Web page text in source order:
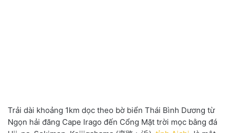
Trải dài khoảng 1km dọc theo bờ biển Thái Bình Dương từ
Ngọn hải đăng Cape Irago đến Cổng Mặt trời mọc bằng đá